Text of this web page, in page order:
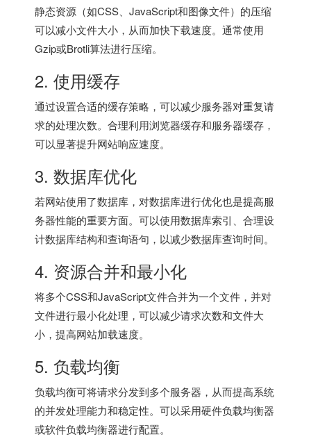
静态资源（如CSS、JavaScript和图像文件）的压缩
可以减小文件大小，从而加快下载速度。通常使用
Gzip或Brotli算法进行压缩。
2. 使用缓存
通过设置合适的缓存策略，可以减少服务器对重复请
求的处理次数。合理利用浏览器缓存和服务器缓存，
可以显著提升网站响应速度。
3. 数据库优化
若网站使用了数据库，对数据库进行优化也是提高服
务器性能的重要方面。可以使用数据库索引、合理设
计数据库结构和查询语句，以减少数据库查询时间。
4. 资源合并和最小化
将多个CSS和JavaScript文件合并为一个文件，并对
文件进行最小化处理，可以减少请求次数和文件大
小，提高网站加载速度。
5. 负载均衡
负载均衡可将请求分发到多个服务器，从而提高系统
的并发处理能力和稳定性。可以采用硬件负载均衡器
或软件负载均衡器进行配置。